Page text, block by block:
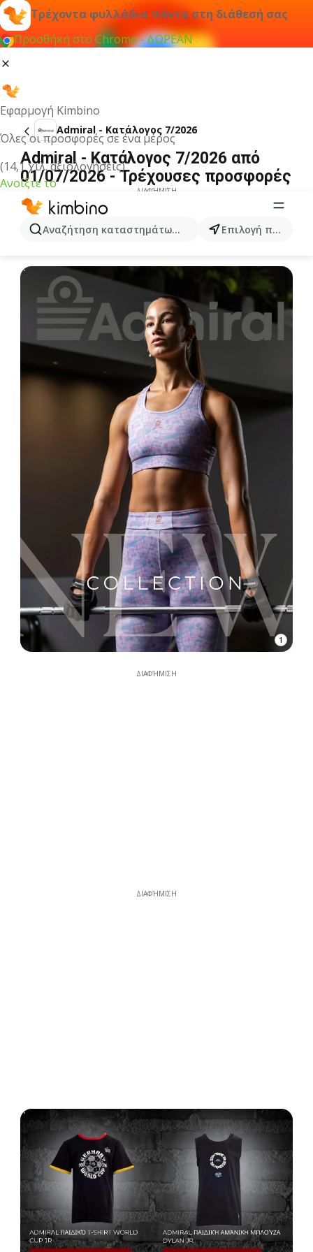
Τρέχοντα φυλλάδια πάντα στη διάθεσή σας
Προσθήκη στο Chrome - ΔΩΡΕΑΝ
Εφαρμογή Kimbino
Όλες οι προσφορές σε ένα μέρος
(14,1 χιλ. αξιολογήσεις)
Ανοίξτε το
Αναζήτηση καταστημάτων, κατηγοριών, προϊόντων...
Επιλογή πόλης
Admiral - Kατάλογος 7/2026
Admiral - Kατάλογος 7/2026 από
01/07/2026 - Τρέχουσες προσφορές
ΔΙΑΦΉΜΙΣΗ
1
ΔΙΑΦΉΜΙΣΗ
ΔΙΑΦΉΜΙΣΗ